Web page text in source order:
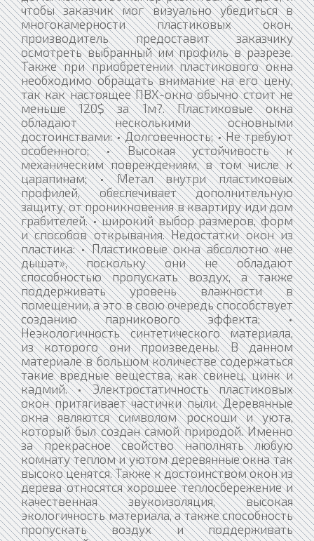
чтобы заказчик мог визуально убедиться в
многокамерности пластиковых окон,
производитель предоставит заказчику
осмотреть выбранный им профиль в разрезе.
Также при приобретении пластикового окна
необходимо обращать внимание на его цену,
так как настоящее ПВХ-окно обычно стоит не
меньше 120$ за 1м?. Пластиковые окна
обладают несколькими основными
достоинствами: • Долговечность; • Не требуют
особенного; • Высокая устойчивость к
механическим повреждениям, в том числе к
царапинам; • Метал внутри пластиковых
профилей, обеспечивает дополнительную
защиту, от проникновения в квартиру иди дом
грабителей. • широкий выбор размеров, форм
и способов открывания. Недостатки окон из
пластика: • Пластиковые окна абсолютно «не
дышат», поскольку они не обладают
способностью пропускать воздух, а также
поддерживать уровень влажности в
помещении, а это в свою очередь способствует
созданию парникового эффекта; •
Неэкологичность синтетического материала,
из которого они произведены. В данном
материале в большом количестве содержаться
такие вредные вещества, как свинец, цинк и
кадмий. • Электростатичность пластиковых
окон притягивает частички пыли. Деревянные
окна являются символом роскоши и уюта,
который был создан самой природой. Именно
за прекрасное свойство наполнять любую
комнату теплом и уютом деревянные окна так
высоко ценятся. Также к достоинством окон из
дерева относятся хорошее теплосбережение и
качественная звукоизоляция, высокая
экологичность материала, а также способность
пропускать воздух и поддерживать